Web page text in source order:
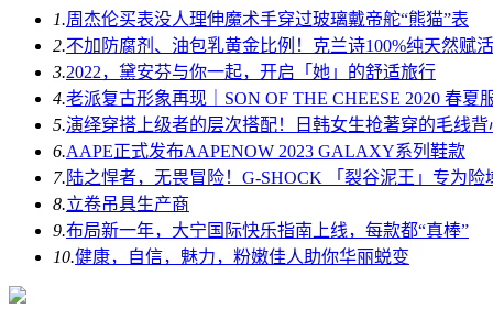
1.周杰伦买表没人理伸魔术手穿过玻璃戴帝舵“熊猫”表
2.不加防腐剂、油包乳黄金比例！克兰诗100%纯天然赋
3.2022，黛安芬与你一起，开启「她」的舒适旅行
4.老派复古形象再现｜SON OF THE CHEESE 2020 春夏
5.演绎穿搭上级者的层次搭配！日韩女生抢著穿的毛线
6.AAPE正式发布AAPENOW 2023 GALAXY系列鞋款
7.陆之悍者，无畏冒险！G-SHOCK 「裂谷泥王」专为险
8.立卷吊具生产商
9.布局新一年，大宁国际快乐指南上线，每款都“真棒”
10.健康，自信，魅力，粉嫩佳人助你华丽蜕变